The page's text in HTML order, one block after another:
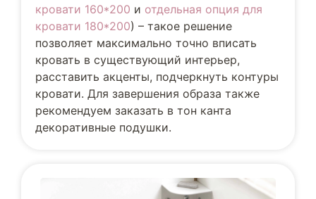
кровати 160*200 и отдельная опция для
кровати 180*200) – такое решение
позволяет максимально точно вписать
кровать в существующий интерьер,
расставить акценты, подчеркнуть контуры
кровати. Для завершения образа также
рекомендуем заказать в тон канта
декоративные подушки.